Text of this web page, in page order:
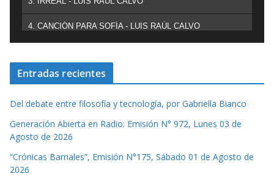
4. CANCIÓN PARA SOFÍA - LUIS RAÚL CALVO
Entradas recientes
Del debate entre filosofía y tecnología, por Gabriella Bianco
Generación Abierta en Radio: Emisión N° 972, Lunes 03 de
Agosto de 2026
“Crónicas Barriales”, Emisión N°175, Sábado 01 de Agosto de
2026